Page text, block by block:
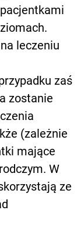
leczeniu
zaś
zostanie
(zależnie
mające
W
ze